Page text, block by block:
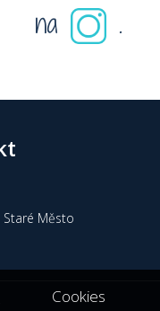
na
.
Město
Cookies